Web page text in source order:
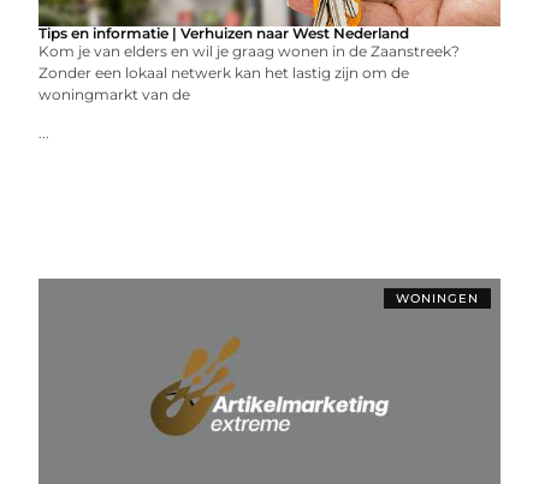
Tips en informatie | Verhuizen naar West Nederland
Kom je van elders en wil je graag wonen in de Zaanstreek?
Zonder een lokaal netwerk kan het lastig zijn om de
woningmarkt van de
...
WONINGEN